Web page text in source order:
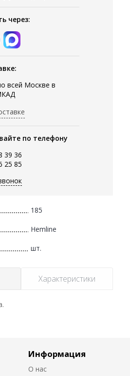
через:
всей Москве в
по телефону
39 36
25 85
185
Hemline
шт.
Характеристики
Информация
О нас